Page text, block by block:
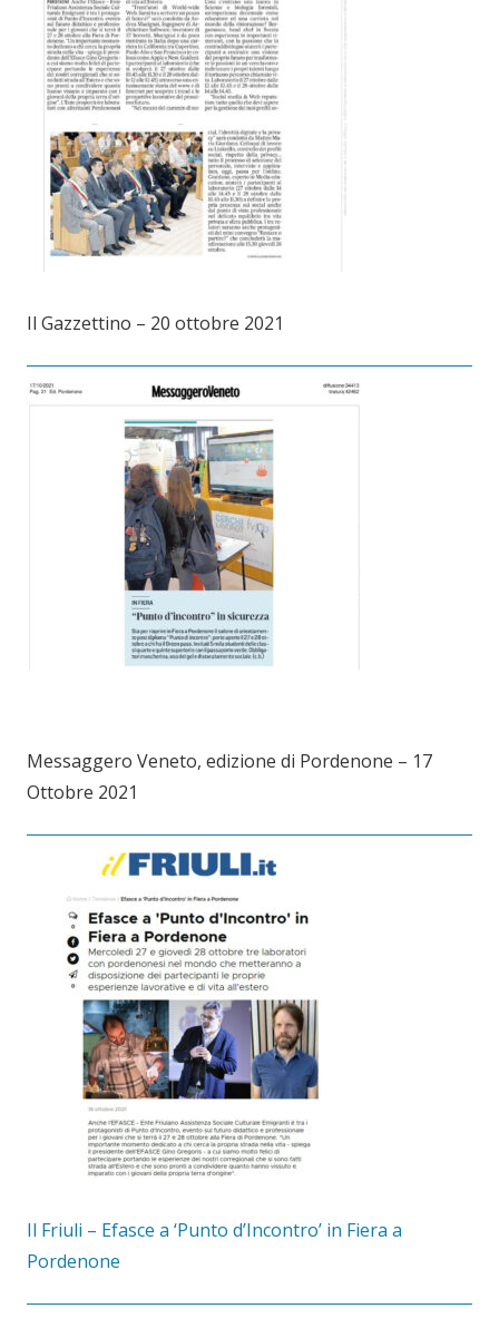
Il Gazzettino – 20 ottobre 2021
Messaggero Veneto, edizione di Pordenone – 17
Ottobre 2021
Il Friuli – Efasce a ‘Punto d’Incontro’ in Fiera a
Pordenone